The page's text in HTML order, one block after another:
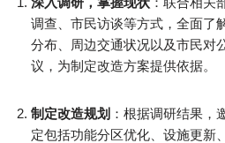
调查、市民访谈等方式，全面了
分布、周边交通状况以及市民对
议，为制定改造方案提供依据。​
制定改造规划 ：根据调研结果，
定包括功能分区优化、设施更新